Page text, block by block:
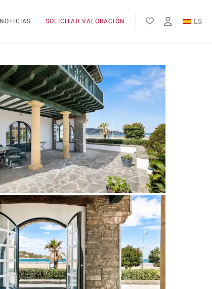
NOTICIAS SOLICITAR VALORACIÓN ES
EN